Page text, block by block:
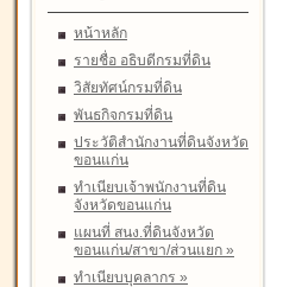
หน้าหลัก
รายชื่อ อธิบดีกรมที่ดิน
วิสัยทัศน์กรมที่ดิน
พันธกิจกรมที่ดิน
ประวัติสำนักงานที่ดินจังหวัด
ขอนแก่น
ทำเนียบเจ้าพนักงานที่ดิน
จังหวัดขอนแก่น
แผนที่ สนง.ที่ดินจังหวัด
ขอนแก่น/สาขา/ส่วนแยก »
ทำเนียบบุคลากร »